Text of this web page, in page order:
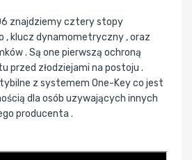
znajdziemy cztery stopy
, klucz dynamometryczny , oraz
. Są one pierwszą ochroną
przed złodziejami na postoju .
z systemem One-Key co jest
dla osób uzywających innych
producenta .